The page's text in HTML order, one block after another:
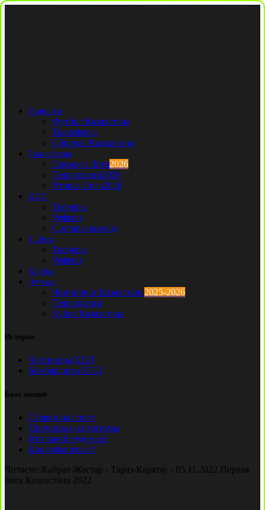
Новости
Футбол Казахстана
Трансферы
Сборная Казахстана
Трансферы
Премьер Лига2026
Первая лига2026
Вторая Лига2026
КПЛ
Тренеры
Рефери
Составы команд
1 Лига
Тренеры
Рефери
Клубы
Футзал
Чемпионат Казахстана2025-2026
Первая лига
Кубок Казахстана
История
Чемпионы КПЛ
Бомбардиры КПЛ
База знаний
Ставки на спорт
Причины и симптомы
Кто такой лудоман?
Как избавиться?
Читаете: Кайрат-Жастар - Тараз-Каратау - 05.11.2022 Первая
лига Казахстана 2022